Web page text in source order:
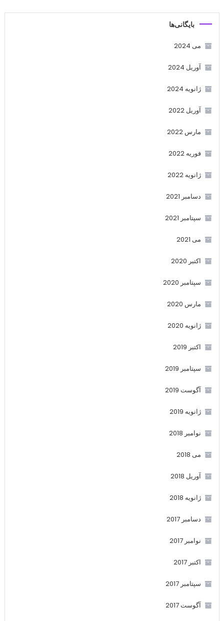
بایگانی‌ها
می 2024
آوریل 2024
ژانویه 2024
آوریل 2022
مارس 2022
فوریه 2022
ژانویه 2022
دسامبر 2021
سپتامبر 2021
می 2021
اکتبر 2020
سپتامبر 2020
مارس 2020
ژانویه 2020
اکتبر 2019
سپتامبر 2019
آگوست 2019
ژانویه 2019
نوامبر 2018
می 2018
آوریل 2018
ژانویه 2018
دسامبر 2017
نوامبر 2017
اکتبر 2017
سپتامبر 2017
آگوست 2017